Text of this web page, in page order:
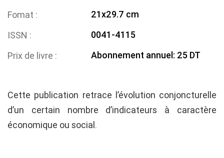
Fomat
21x29.7 cm
ISSN
0041-4115
Prix de livre
Abonnement annuel: 25 DT
Cette publication retrace l’évolution conjoncturelle
d’un certain nombre d’indicateurs à caractère
économique ou social.